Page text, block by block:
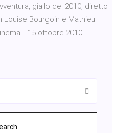
giallo del 2010, diretto
Louise Bourgoin e Mathieu
il 15 ottobre 2010.